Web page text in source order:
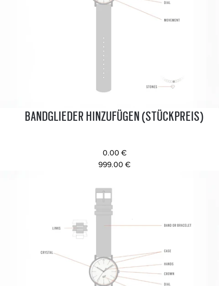
BANDGLIEDER HINZUFÜGEN (STÜCKPREIS)
0.00 €
999.00 €